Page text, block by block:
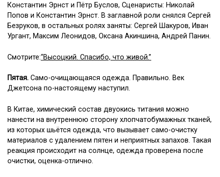
Константин Эрнст и Пётр Буслов, Сценаристы: Николай
Попов и Константин Эрнст. В заглавной роли снялся Сергей
Безруков, в остальных ролях заняты: Сергей Шакуров, Иван
Ургант, Максим Леонидов, Оксана Акиншина, Андрей Панин.
Смотрите:“Высоцкий. Спасибо, что живой.”
Пятая. Само-очищающаяся одежда. Правильно. Век
Джетсона по-настоящему наступил.
В Китае, химический состав двуокись титания можно
нанести на внутреннюю сторону хлопчатобумажных тканей,
из которых шьётся одежда, что вызывает само-очистку
материалов с удалением пятен и неприятных запахов. Такая
реакция происходит на солнце, одежда проверена после
очистки, оценка-отлично.